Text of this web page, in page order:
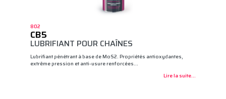
802
CB5
LUBRIFIANT POUR CHAÎNES
Lubrifiant pénétrant à base de MoS2. Propriétés antioxydantes,
extrême pression et anti-usure renforcées…
Lire la suite...